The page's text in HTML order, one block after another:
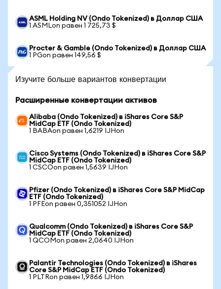
ASML Holding NV (Ondo Tokenized) в Доллар США
1 ASMLon равен 1 725,73 $
Procter & Gamble (Ondo Tokenized) в Доллар США
1 PGon равен 149,56 $
Изучите больше вариантов конвертации
Расширенные конвертации активов
Alibaba (Ondo Tokenized) в iShares Core S&P
MidCap ETF (Ondo Tokenized)
1 BABAon равен 1,6219 IJHon
Cisco Systems (Ondo Tokenized) в iShares Core S&P
MidCap ETF (Ondo Tokenized)
1 CSCOon равен 1,5639 IJHon
Pfizer (Ondo Tokenized) в iShares Core S&P MidCap
ETF (Ondo Tokenized)
1 PFEon равен 0,351052 IJHon
Qualcomm (Ondo Tokenized) в iShares Core S&P
MidCap ETF (Ondo Tokenized)
1 QCOMon равен 2,0640 IJHon
Palantir Technologies (Ondo Tokenized) в iShares
Core S&P MidCap ETF (Ondo Tokenized)
1 PLTRon равен 1,9866 IJHon